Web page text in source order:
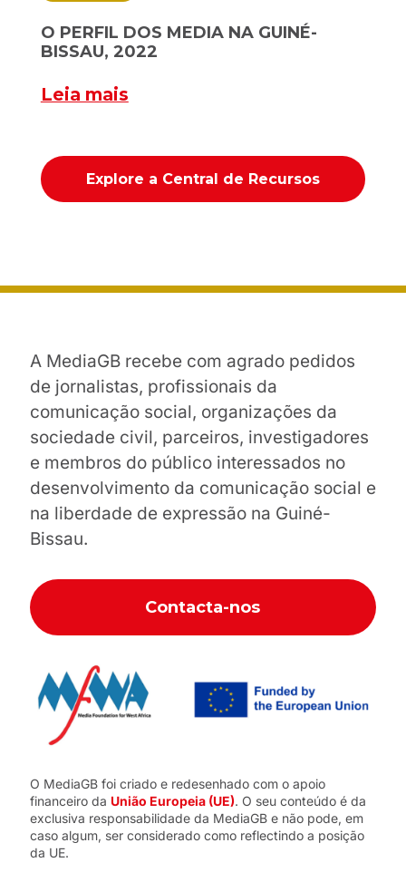
O PERFIL DOS MEDIA NA GUINÉ-
BISSAU, 2022
Leia mais
Explore a Central de Recursos
A MediaGB recebe com agrado pedidos
de jornalistas, profissionais da
comunicação social, organizações da
sociedade civil, parceiros, investigadores
e membros do público interessados no
desenvolvimento da comunicação social e
na liberdade de expressão na Guiné-
Bissau.
Contacta-nos
O MediaGB foi criado e redesenhado com o apoio
financeiro da União Europeia (UE). O seu conteúdo é da
exclusiva responsabilidade da MediaGB e não pode, em
caso algum, ser considerado como reflectindo a posição
da UE.